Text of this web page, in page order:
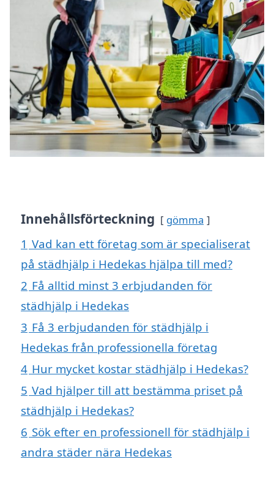
Innehållsförteckning gömma
1 Vad kan ett företag som är specialiserat
på städhjälp i Hedekas hjälpa till med?
2 Få alltid minst 3 erbjudanden för
städhjälp i Hedekas
3 Få 3 erbjudanden för städhjälp i
Hedekas från professionella företag
4 Hur mycket kostar städhjälp i Hedekas?
5 Vad hjälper till att bestämma priset på
städhjälp i Hedekas?
6 Sök efter en professionell för städhjälp i
andra städer nära Hedekas